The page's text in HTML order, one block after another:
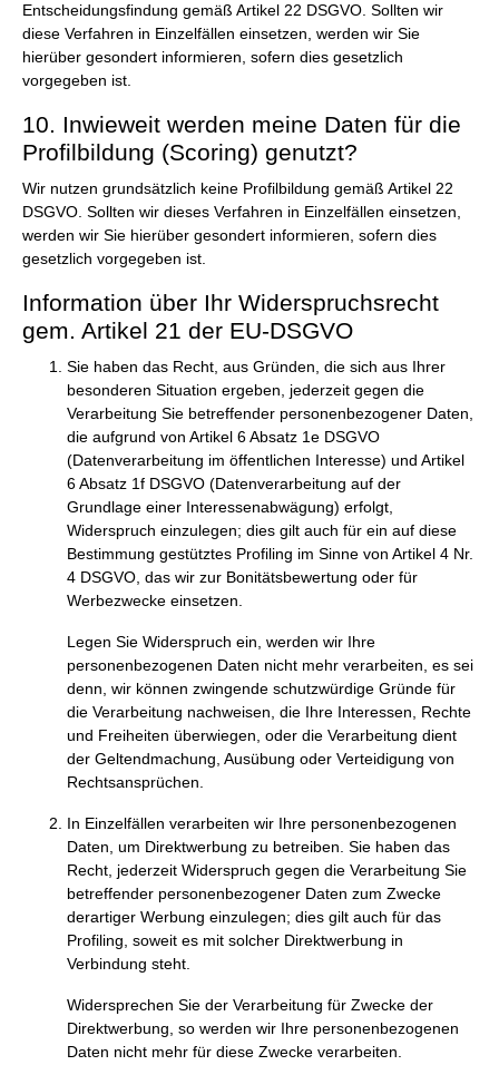
Entscheidungsfindung gemäß Artikel 22 DSGVO. Sollten wir
diese Verfahren in Einzelfällen einsetzen, werden wir Sie
hierüber gesondert informieren, sofern dies gesetzlich
vorgegeben ist.
10. Inwieweit werden meine Daten für die
Profilbildung (Scoring) genutzt?
Wir nutzen grundsätzlich keine Profilbildung gemäß Artikel 22
DSGVO. Sollten wir dieses Verfahren in Einzelfällen einsetzen,
werden wir Sie hierüber gesondert informieren, sofern dies
gesetzlich vorgegeben ist.
Information über Ihr Widerspruchsrecht
gem. Artikel 21 der EU-DSGVO
Sie haben das Recht, aus Gründen, die sich aus Ihrer
besonderen Situation ergeben, jederzeit gegen die
Verarbeitung Sie betreffender personenbezogener Daten,
die aufgrund von Artikel 6 Absatz 1e DSGVO
(Datenverarbeitung im öffentlichen Interesse) und Artikel
6 Absatz 1f DSGVO (Datenverarbeitung auf der
Grundlage einer Interessenabwägung) erfolgt,
Widerspruch einzulegen; dies gilt auch für ein auf diese
Bestimmung gestütztes Profiling im Sinne von Artikel 4 Nr.
4 DSGVO, das wir zur Bonitätsbewertung oder für
Werbezwecke einsetzen.
Legen Sie Widerspruch ein, werden wir Ihre
personenbezogenen Daten nicht mehr verarbeiten, es sei
denn, wir können zwingende schutzwürdige Gründe für
die Verarbeitung nachweisen, die Ihre Interessen, Rechte
und Freiheiten überwiegen, oder die Verarbeitung dient
der Geltendmachung, Ausübung oder Verteidigung von
Rechtsansprüchen.
In Einzelfällen verarbeiten wir Ihre personenbezogenen
Daten, um Direktwerbung zu betreiben. Sie haben das
Recht, jederzeit Widerspruch gegen die Verarbeitung Sie
betreffender personenbezogener Daten zum Zwecke
derartiger Werbung einzulegen; dies gilt auch für das
Profiling, soweit es mit solcher Direktwerbung in
Verbindung steht.
Widersprechen Sie der Verarbeitung für Zwecke der
Direktwerbung, so werden wir Ihre personenbezogenen
Daten nicht mehr für diese Zwecke verarbeiten.